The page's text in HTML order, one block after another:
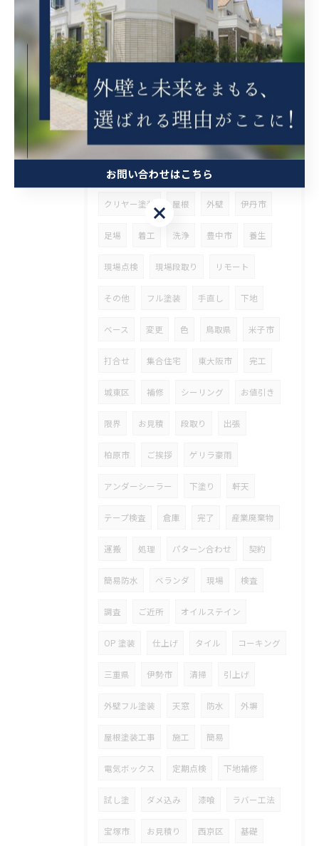
足場仮設 ソーラー撤去 下地処理
大阪市 生野区 内装 天井張替
足場解体 挨拶まわり 足場着工
東淀川区 現場調査 シーリング工事
ご契約 フル 多彩
下塗 附帯部 軒天塗装
クリヤー塗装 屋根 外壁 伊丹市
足場 着工 洗浄 豊中市 養生
現場点検 現場段取り リモート
その他 フル塗装 手直し 下地
ベース 変更 色 鳥取県 米子市
打合せ 集合住宅 東大阪市 完工
城東区 補修 シーリング お値引き
限界 お見積 段取り 出張
柏原市 ご挨拶 ゲリラ豪雨
アンダーシーラー 下塗り 軒天
テープ検査 倉庫 完了 産業廃棄物
運搬 処理 パターン合わせ 契約
簡易防水 ベランダ 現場 検査
調査 ご近所 オイルステイン
OP 塗装 仕上げ タイル コーキング
三重県 伊勢市 清掃 引上げ
外壁フル塗装 天窓 防水 外塀
屋根塗装工事 施工 簡易
電気ボックス 定期点検 下地補修
試し塗 ダメ込み 漆喰 ラバー工法
宝塚市 お見積り 西京区 基礎
お問い合わせはこちら
お問い合わせはこちら